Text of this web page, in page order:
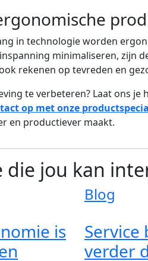
in technologie worden
minimaliseren, zijn
rekenen op tevreden en
te verbeteren? Laat ons
op met onze
en productiever maakt.
jou kan
is
Blog
Service
verder